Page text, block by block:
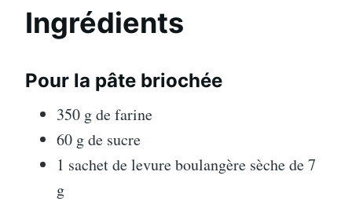
Ingrédients
Pour la pâte briochée
350 g de farine
60 g de sucre
1 sachet de levure boulangère sèche de 7
g